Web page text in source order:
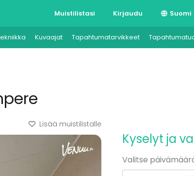
Muistilistasi Kirjaudu Suomi
Svenska
Kuvaajat Tapahtumatarvikkeet
Lisää muistilistalle
Kyselyt ja
Valitse